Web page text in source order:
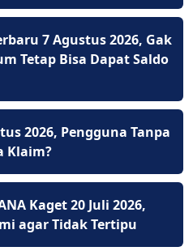
7 Agustus 2026, Gak
Tetap Bisa Dapat Saldo
2026, Pengguna Tanpa
Klaim?
Kaget 20 Juli 2026,
agar Tidak Tertipu